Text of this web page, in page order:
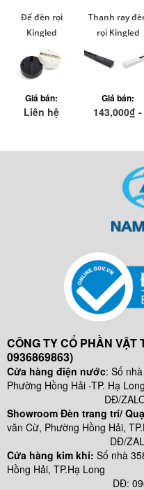
Đế đèn rọi
Kingled
Giá bán:
Liên hệ
Thanh ray
rọi Kingled
Giá bán:
143,000₫ -
CÔNG TY CỔ PHẦN
0936869863)
Cửa hàng điện nước: Số
Phường Hồng Hải -TP. Hạ Long
DĐ/ZALO:
Showroom Đèn trang trí/
văn Cừ, Phường Hồng Hải,
DĐ/ZALO:
Cửa hàng kim khí: Số nhà
Hồng Hải, TP.Hạ Long
DĐ: